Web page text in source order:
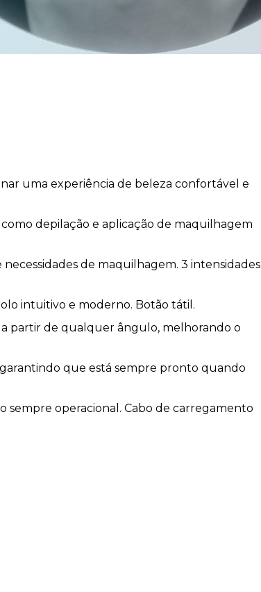
uma experiência de beleza confortável e
depilação e aplicação de maquilhagem
de maquilhagem. 3 intensidades
intuitivo e moderno. Botão tátil.
partir de qualquer ângulo, melhorando o
que está sempre pronto quando
operacional. Cabo de carregamento